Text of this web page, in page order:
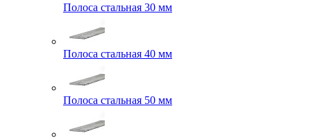
Полоса стальная 30 мм
Полоса стальная 40 мм
Полоса стальная 50 мм